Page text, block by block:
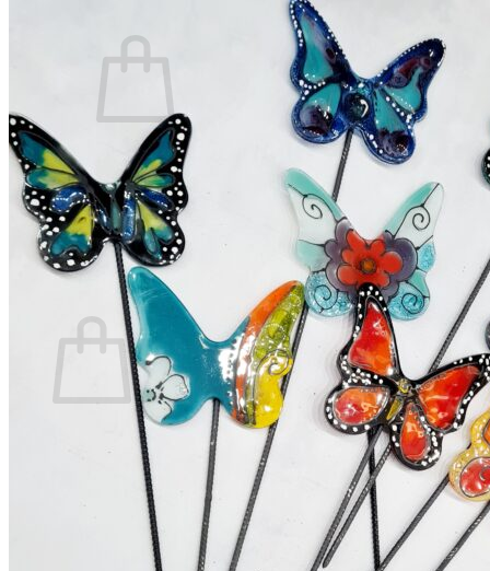
No hay productos en el carrito.
Volver a la tienda
0
No hay productos en el carrito.
Volver a la tienda